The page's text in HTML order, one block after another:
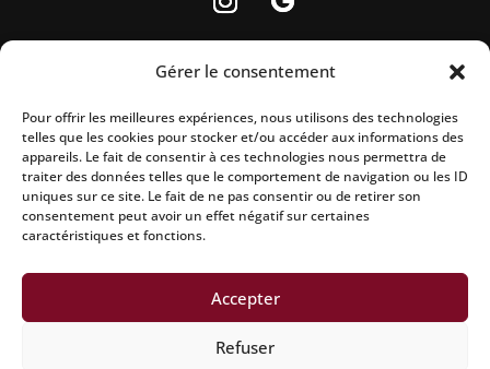
Gérer le consentement
Pour offrir les meilleures expériences, nous utilisons des technologies
telles que les cookies pour stocker et/ou accéder aux informations des
appareils. Le fait de consentir à ces technologies nous permettra de
traiter des données telles que le comportement de navigation ou les ID
uniques sur ce site. Le fait de ne pas consentir ou de retirer son
consentement peut avoir un effet négatif sur certaines
caractéristiques et fonctions.
Accepter
Refuser
La vente d’alcool est strictement interdite aux
mineurs.
L’abus d’alcool est dangereux pour la santé, à
consommer avec modération.
Politique de confidentialité